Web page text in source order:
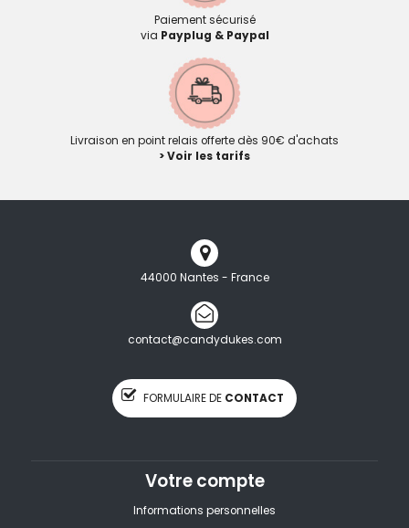
Paiement sécurisé
via Payplug & Paypal
Livraison en point relais offerte dès 90€ d'achats
> Voir les tarifs
44000 Nantes - France
contact@candydukes.com
FORMULAIRE DE CONTACT
Votre compte
Informations personnelles